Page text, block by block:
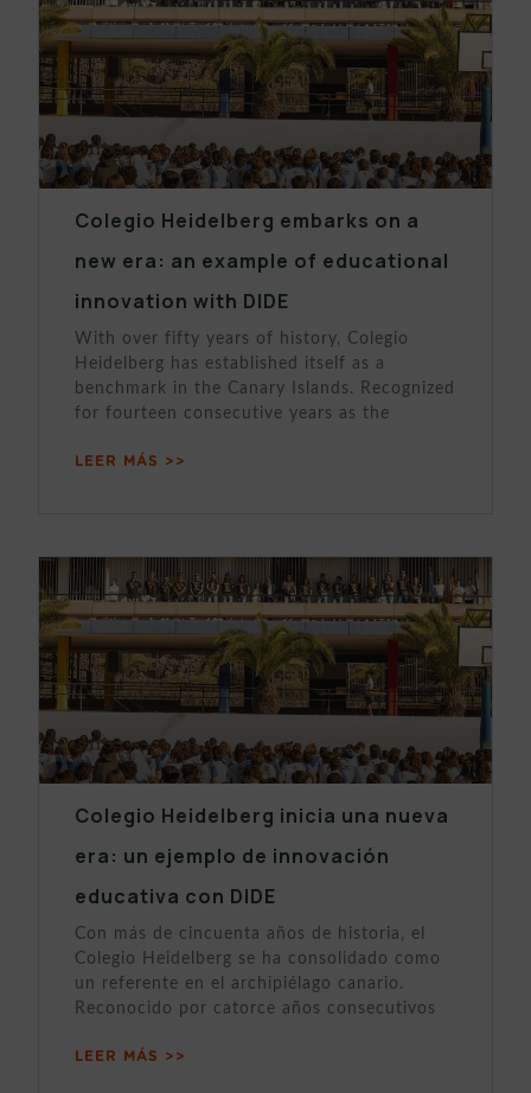
Colegio Heidelberg embarks on a
new era: an example of educational
innovation with DIDE
With over fifty years of history, Colegio
Heidelberg has established itself as a
benchmark in the Canary Islands. Recognized
for fourteen consecutive years as the
LEER MÁS >>
Colegio Heidelberg inicia una nueva
era: un ejemplo de innovación
educativa con DIDE
Con más de cincuenta años de historia, el
Colegio Heidelberg se ha consolidado como
un referente en el archipiélago canario.
Reconocido por catorce años consecutivos
LEER MÁS >>